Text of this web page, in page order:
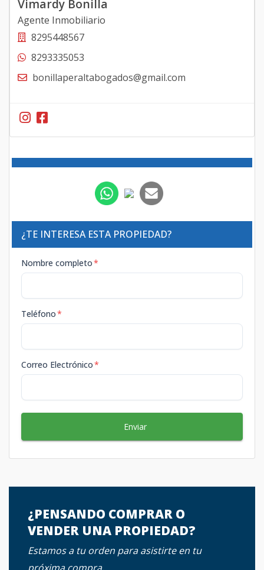
Vimardy Bonilla
Agente Inmobiliario
8295448567
8293335053
bonillaperaltabogados@gmail.com
¿TE INTERESA ESTA PROPIEDAD?
Nombre completo*
Teléfono*
Correo Electrónico*
Enviar
¿PENSANDO COMPRAR O
VENDER UNA PROPIEDAD?
Estamos a tu orden para asistirte en tu
próxima compra.